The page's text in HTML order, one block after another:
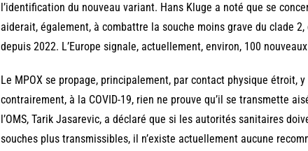
l’identification du nouveau variant. Hans Kluge a noté que se
aiderait, également, à combattre la souche moins grave du clade
depuis 2022. L’Europe signale, actuellement, environ, 100
Le MPOX se propage, principalement, par contact physique étroit,
contrairement, à la COVID-19, rien ne prouve qu’il se transmette
l’OMS, Tarik Jasarevic, a déclaré que si les autorités sanitaires
souches plus transmissibles, il n’existe actuellement aucune